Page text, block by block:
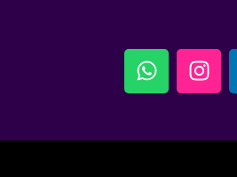
W
h
s
I
n
a